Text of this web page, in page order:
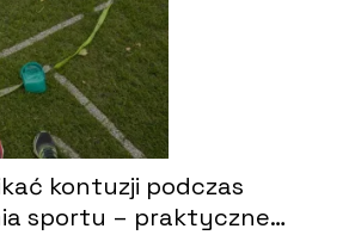
kontuzji podczas
sportu – praktyczne